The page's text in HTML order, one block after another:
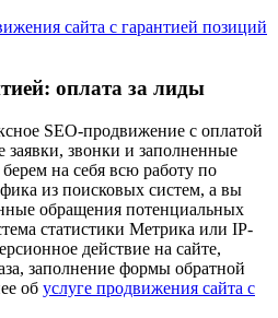
сайта с гарантией позиций
оплата за лиды
SEO-продвижение с оплатой
заявки, звонки и заполненные
на себя всю работу по
из поисковых систем, а вы
обращения потенциальных
статистики Метрика или IP-
действие на сайте,
заполнение формы обратной
об услуге продвижения сайта с